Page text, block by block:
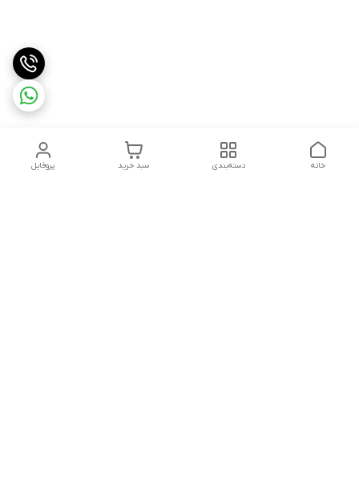
پروفایل سبد خرید دسته‌بندی خانه